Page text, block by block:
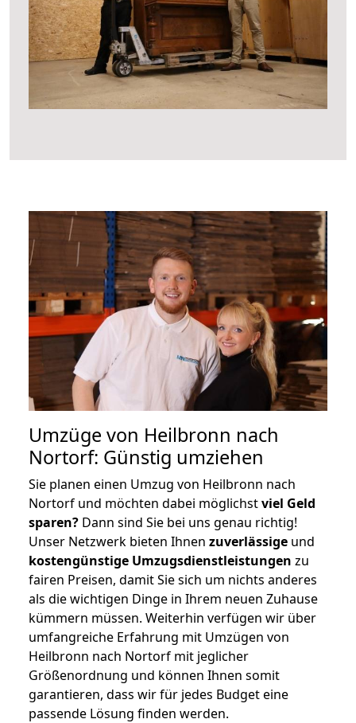
Umzüge von Heilbronn nach
Nortorf: Günstig umziehen
Sie planen einen Umzug von Heilbronn nach
Nortorf und möchten dabei möglichstviel Geld
sparen? Dann sind Sie bei uns genau richtig!
Unser Netzwerk bieten Ihnen zuverlässige und
kostengünstige Umzugsdienstleistungen zu
fairen Preisen, damit Sie sich um nichts anderes
als die wichtigen Dinge in Ihrem neuen Zuhause
kümmern müssen. Weiterhin verfügen wir über
umfangreiche Erfahrung mit Umzügen von
Heilbronn nach Nortorf mit jeglicher
Größenordnung und können Ihnen somit
garantieren, dass wir für jedes Budget eine
passende Lösung finden werden.